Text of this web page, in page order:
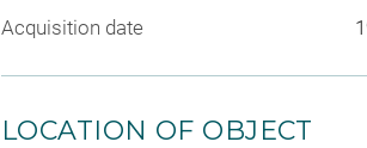
Acquisition date
LOCATION OF OBJECT